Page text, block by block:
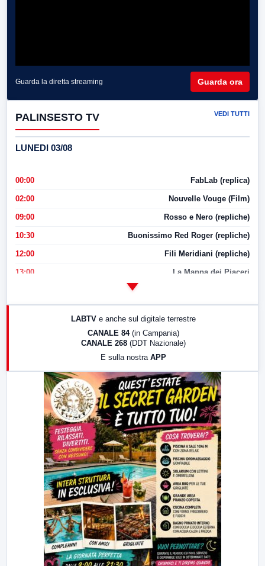
Guarda la diretta streaming Guarda ora
PALINSESTO TV VEDI TUTTI
LUNEDI 03/08
00:00 FabLab (replica)
02:00 Nouvelle Vouge (Film)
09:00 Rosso e Nero (repliche)
10:30 Buonissimo Red Roger (repliche)
12:00 Fili Meridiani (repliche)
13:00 La Mappa dei Piaceri
LabNews (replica)
LABTV e anche sul digitale terrestre
CANALE 84 (in Campania)
CANALE 268 (DDT Nazionale)
E sulla nostra APP